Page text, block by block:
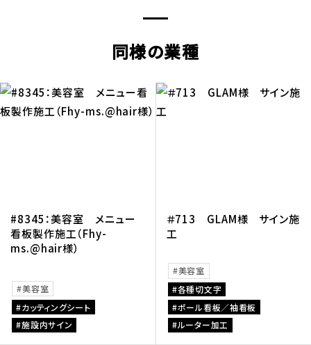
同様の業種
#8345：美容室 メニュー
看板製作施工（Fhy-
ms.@hair様）
美容室
カッティングシート
施設内サイン
＃713 GLAM様 サイン施
工
美容室
各種切文字
ポール看板／袖看板
ルーター加工